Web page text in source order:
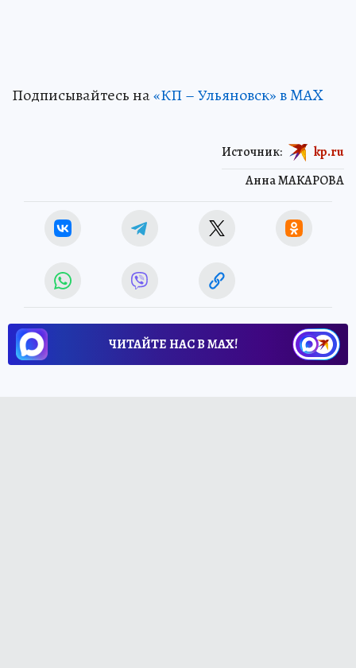
Подписывайтесь на«КП – Ульяновск» в MAX
Анна МАКАРОВА
Источник: kp.ru
ЧИТАЙТЕ НАС В МАХ!